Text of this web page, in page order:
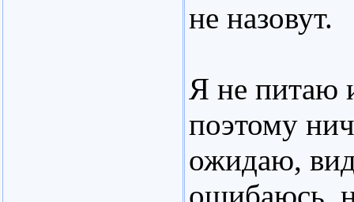
не назовут.
Я не питаю
поэтому
ожидаю,